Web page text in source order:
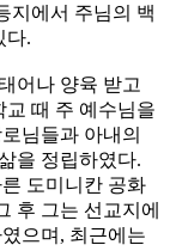
지에서 주님의 백
다.
어나 양육 받고
때 주 예수님을
님들과 아내의
을 정립하였다.
도미니칸 공화
후 그는 선교지에
으며, 최근에는